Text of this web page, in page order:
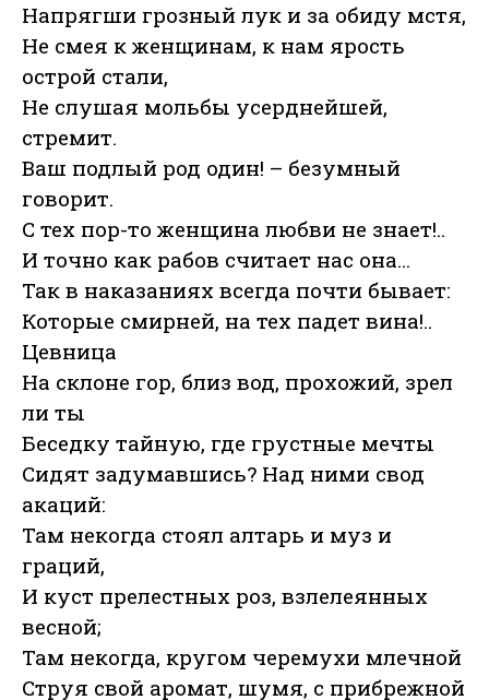
Напрягши грозный лук и за обиду мстя,
Не смея к женщинам, к нам ярость
острой стали,
Не слушая мольбы усерднейшей,
стремит.
Ваш подлый род один! – безумный
говорит.
С тех пор-то женщина любви не знает!..
И точно как рабов считает нас она…
Так в наказаниях всегда почти бывает:
Которые смирней, на тех падет вина!..
Цевница
На склоне гор, близ вод, прохожий, зрел
ли ты
Беседку тайную, где грустные мечты
Сидят задумавшись? Над ними свод
акаций:
Там некогда стоял алтарь и муз и
граций,
И куст прелестных роз, взлелеянных
весной;
Там некогда, кругом черемухи млечной
Струя свой аромат, шумя, с прибрежной